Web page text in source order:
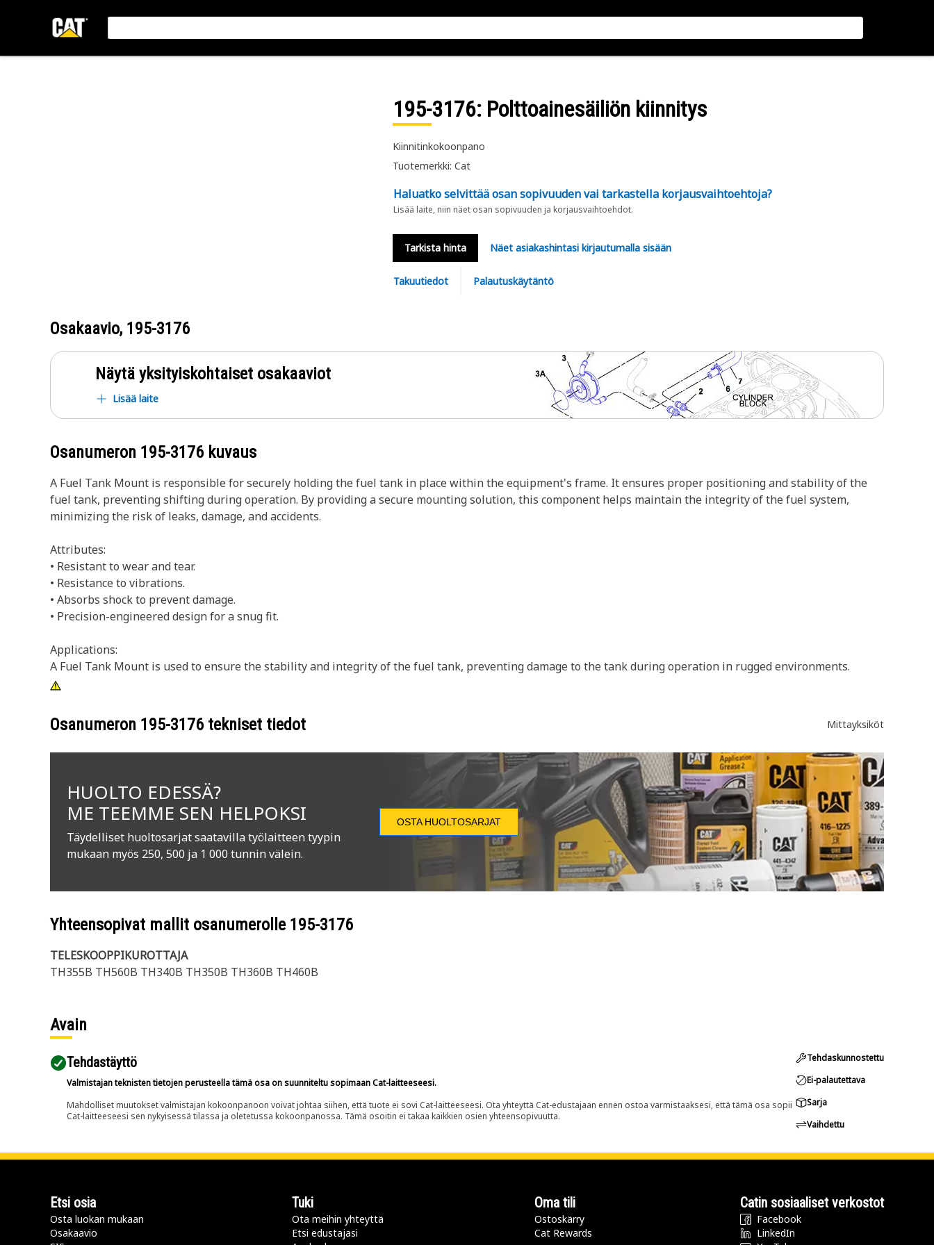
195-3176: Polttoainesäiliön kiinnitys
Kiinnitinkokoonpano
Tuotemerkki: Cat
Haluatko selvittää osan sopivuuden vai tarkastella korjausvaihtoehtoja?
Lisää laite, niin näet osan sopivuuden ja korjausvaihtoehdot.
Tarkista hinta Näet asiakashintasi kirjautumalla sisään
Takuutiedot Palautuskäytäntö
Osakaavio, 195-3176
Näytä yksityiskohtaiset osakaaviot
Lisää laite
Osanumeron 195-3176 kuvaus
A Fuel Tank Mount is responsible for securely holding the fuel tank in place within the equipment's frame. It ensures proper positioning and stability of the
fuel tank, preventing shifting during operation. By providing a secure mounting solution, this component helps maintain the integrity of the fuel system,
minimizing the risk of leaks, damage, and accidents.
Attributes:
• Resistant to wear and tear.
• Resistance to vibrations.
• Absorbs shock to prevent damage.
• Precision-engineered design for a snug fit.
Applications:
A Fuel Tank Mount is used to ensure the stability and integrity of the fuel tank, preventing damage to the tank during operation in rugged environments.
Osanumeron 195-3176 tekniset tiedot Mittayksiköt
HUOLTO EDESSÄ?
ME TEEMME SEN HELPOKSI
Täydelliset huoltosarjat saatavilla työlaitteen tyypin
mukaan myös 250, 500 ja 1 000 tunnin välein.
OSTA HUOLTOSARJAT
Yhteensopivat mallit osanumerolle 195-3176
TELESKOOPPIKUROTTAJA
TH355B TH560B TH340B TH350B TH360B TH460B
Avain
Tehdastäyttö
Valmistajan teknisten tietojen perusteella tämä osa on suunniteltu sopimaan Cat-laitteeseesi.
Mahdolliset muutokset valmistajan kokoonpanoon voivat johtaa siihen, että tuote ei sovi Cat-laitteeseesi. Ota yhteyttä Cat-edustajaan ennen ostoa varmistaaksesi, että tämä osa sopii
Cat-laitteeseesi sen nykyisessä tilassa ja oletetussa kokoonpanossa. Tämä osoitin ei takaa kaikkien osien yhteensopivuutta.
Tehdaskunnostettu
Ei-palautettava
Sarja
Vaihdettu
Etsi osia
Osta luokan mukaan
Osakaavio
Tuki
Ota meihin yhteyttä
Etsi edustajasi
Oma tili
Ostoskärry
Cat Rewards
Catin sosiaaliset verkostot
Facebook
LinkedIn